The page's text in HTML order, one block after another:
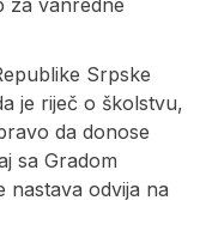
Srpske
je riječ o školstvu,
da donose
sa Gradom
nastava odvija na